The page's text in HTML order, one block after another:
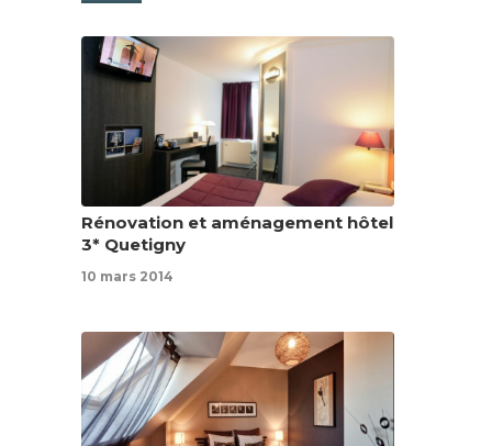
Rénovation et aménagement hôtel
3* Quetigny
10 mars 2014